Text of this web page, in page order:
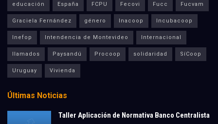
educación España FCPU Fecovi Fucc Fucvam
Graciela Fernández género Inacoop Incubacoop
Inefop Intendencia de Montevideo Internacional
llamados Paysandú Procoop solidaridad SíCoop
Uruguay Vivienda
Últimas Noticias
Taller Aplicación de Normativa Banco Centralista